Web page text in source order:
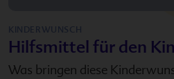
KINDERWUNSCH
Hilfsmittel für den
Was bringen diese